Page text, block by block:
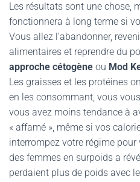
Les résultats sont une chose,
fonctionnera à long terme si
Vous allez l’abandonner,
alimentaires et reprendre du
approche cétogène ou Mod
Les graisses et les protéines
en les consommant, vous
vous avez moins tendance à
« affamé », même si vos
interrompez votre régime
des femmes en surpoids a
perdaient plus de poids avec